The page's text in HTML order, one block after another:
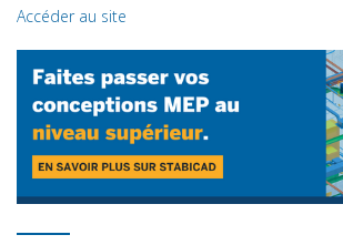
Accéder au site